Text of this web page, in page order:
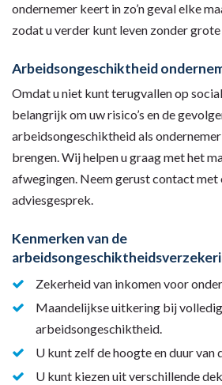
ondernemer keert in zo’n geval elke
zodat u verder kunt leven zonder
Arbeidsongeschiktheid
Omdat u niet kunt terugvallen op
belangrijk om uw risico’s en de
arbeidsongeschiktheid als
brengen. Wij helpen u graag met het
afwegingen. Neem gerust contact met
adviesgesprek.
Kenmerken van de
Zekerheid van inkomen voor
Maandelijkse uitkering bij
arbeidsongeschiktheid.
U kunt zelf de hoogte en duur van
U kunt kiezen uit verschillende